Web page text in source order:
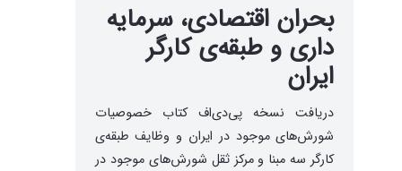
بحران اقتصادی، سرمایه
داری و طبقه‌ی کارگر
ایران
دریافت نسخه پی‌دی‌اف کتاب خصوصیات
شورش‌های موجود در ایران و وظایف طبقه‌‌ی
کارگر سه مبنا و مرکز ثقل شورش‌های موجود در